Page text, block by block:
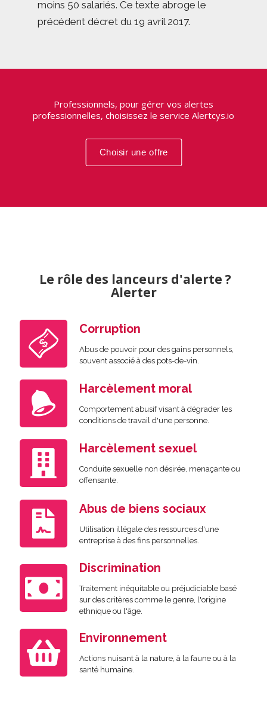
moins 50 salariés. Ce texte abroge le
précédent décret du 19 avril 2017.
Professionnels, pour gérer vos alertes
professionnelles, choisissez le service Alertcys.io
Choisir une offre
Le rôle des lanceurs d'alerte ?
Alerter
Corruption
Abus de pouvoir pour des gains personnels,
souvent associé à des pots-de-vin.
Harcèlement moral
Comportement abusif visant à dégrader les
conditions de travail d'une personne.
Harcèlement sexuel
Conduite sexuelle non désirée, menaçante ou
offensante.
Abus de biens sociaux
Utilisation illégale des ressources d'une
entreprise à des fins personnelles.
Discrimination
Traitement inéquitable ou préjudiciable basé
sur des critères comme le genre, l'origine
ethnique ou l'âge.
Environnement
Actions nuisant à la nature, à la faune ou à la
santé humaine.